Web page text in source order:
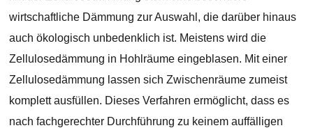
wirtschaftliche Dämmung zur Auswahl, die darüber hinaus
auch ökologisch unbedenklich ist. Meistens wird die
Zellulosedämmung in Hohlräume eingeblasen. Mit einer
Zellulosedämmung lassen sich Zwischenräume zumeist
komplett ausfüllen. Dieses Verfahren ermöglicht, dass es
nach fachgerechter Durchführung zu keinem auffälligen